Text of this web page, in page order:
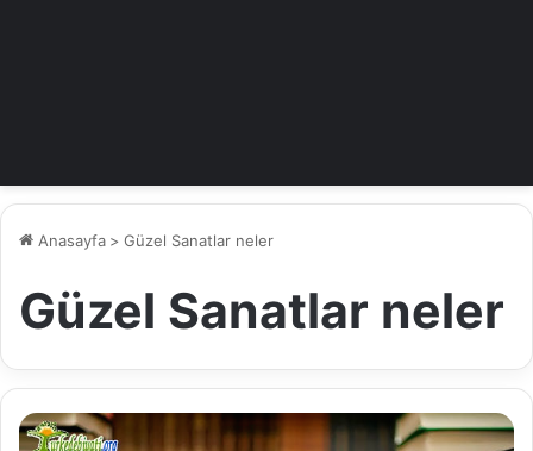
Anasayfa > Güzel Sanatlar neler
Güzel Sanatlar neler